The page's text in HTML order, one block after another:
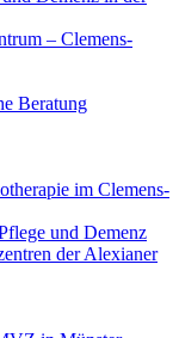
– Clemens-
Beratung
im Clemens-
und Demenz
der Alexianer